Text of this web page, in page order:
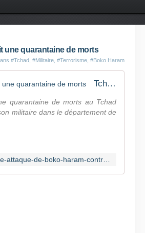
une quarantaine de morts
#Tchad #Militaire #Terrorisme #Boko Haram
Tchad : une attaque de Boko Haram contre l'armée fait une quarantaine de morts
quarantaine de morts au Tchad
militaire dans le département de